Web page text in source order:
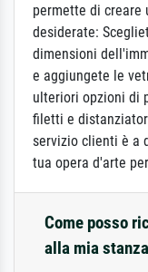
permette di creare
desiderate:
dimensioni
e aggiungete le
ulteriori opzioni di
filetti e
servizio clienti è a
tua opera d'arte
Come posso
alla mia